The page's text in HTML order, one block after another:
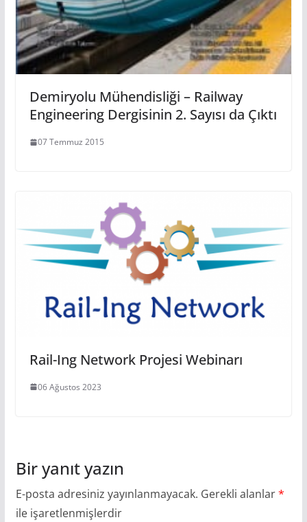
Demiryolu Mühendisliği – Railway
Engineering Dergisinin 2. Sayısı da Çıktı
07 Temmuz 2015
Rail-Ing Network Projesi Webinarı
06 Ağustos 2023
Bir yanıt yazın
E-posta adresiniz yayınlanmayacak. Gerekli alanlar*
ile işaretlenmişlerdir